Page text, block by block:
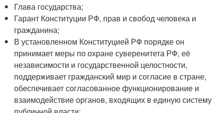
Глава государства;
Гарант Конституции РФ, прав и свобод человека и
гражданина;
В установленном Конституцией РФ порядке он
принимает меры по охране суверенитета РФ, её
независимости и государственной целостности,
поддерживает гражданский мир и согласие в стране,
обеспечивает согласованное функционирование и
взаимодействие органов, входящих в единую систему